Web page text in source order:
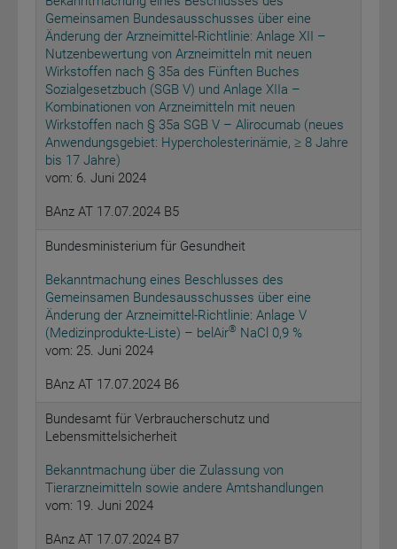
Gemeinsamen Bundesausschusses über eine
Änderung der Arzneimittel-Richtlinie: Anlage XII –
Nutzenbewertung von Arzneimitteln mit neuen
Wirkstoffen nach § 35a des Fünften Buches
Sozialgesetzbuch (SGB V) und Anlage XIIa –
Kombinationen von Arzneimitteln mit neuen
Wirkstoffen nach § 35a SGB V – Alirocumab (neues
Anwendungsgebiet: Hypercholesterinämie, ≥ 8 Jahre
bis 17 Jahre)
vom: 6. Juni 2024
BAnz AT 17.07.2024 B5
Bundesministerium für Gesundheit
Bekanntmachung eines Beschlusses des
Gemeinsamen Bundesausschusses über eine
Änderung der Arzneimittel-Richtlinie: Anlage V
(Medizinprodukte-Liste) – belAir® NaCl 0,9 %
vom: 25. Juni 2024
BAnz AT 17.07.2024 B6
Bundesamt für Verbraucherschutz und
Lebensmittelsicherheit
Bekanntmachung über die Zulassung von
Tierarzneimitteln sowie andere Amtshandlungen
vom: 19. Juni 2024
BAnz AT 17.07.2024 B7